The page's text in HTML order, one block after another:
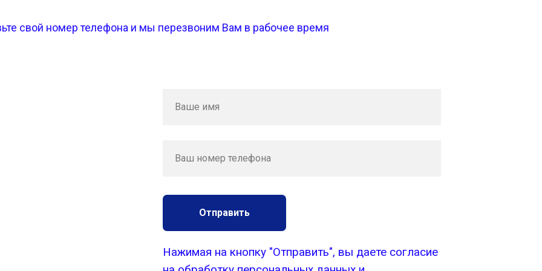
свой номер телефона и мы перезвоним Вам в рабочее время
Ваше имя
Ваш номер телефона
Отправить
Нажимая на кнопку "Отправить", вы даете согласие